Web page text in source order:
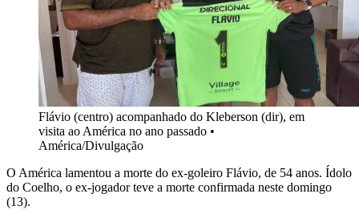
Flávio (centro) acompanhado do Kleberson (dir), em
visita ao América no ano passado •
América/Divulgação
O América lamentou a morte do ex-goleiro Flávio, de 54 anos. Ídolo
do Coelho, o ex-jogador teve a morte confirmada neste domingo
(13).